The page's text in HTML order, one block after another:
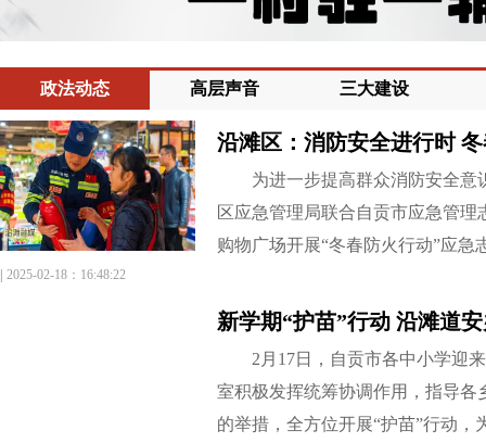
政法动态 高层声音 三大建设
沿滩区：消防安全进行时
为进一步提高群众消防安全意
区应急管理局联合自贡市应急管
购物广场开展“冬春防火行动”应急
2025-02-18：16:48:22
新学期“护苗”行动 沿滩道
2月17日，自贡市各中小学迎
室积极发挥统筹协调作用，指导
的举措，全方位开展“护苗”行动